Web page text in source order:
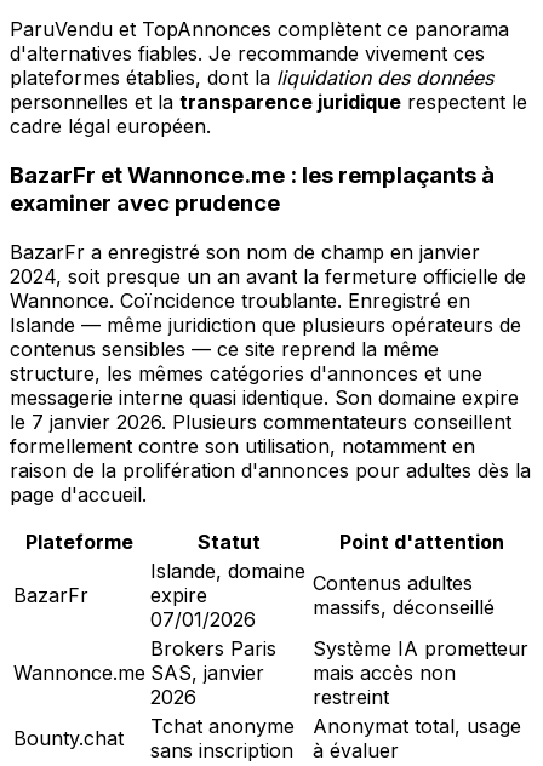
ParuVendu et TopAnnonces complètent ce panorama
d'alternatives fiables. Je recommande vivement ces
plateformes établies, dont la liquidation des données
personnelles et la transparence juridique respectent le
cadre légal européen.
BazarFr et Wannonce.me : les remplaçants à
examiner avec prudence
BazarFr a enregistré son nom de champ en janvier
2024, soit presque un an avant la fermeture officielle de
Wannonce. Coïncidence troublante. Enregistré en
Islande — même juridiction que plusieurs opérateurs de
contenus sensibles — ce site reprend la même
structure, les mêmes catégories d'annonces et une
messagerie interne quasi identique. Son domaine expire
le 7 janvier 2026. Plusieurs commentateurs conseillent
formellement contre son utilisation, notamment en
raison de la prolifération d'annonces pour adultes dès la
page d'accueil.
Plateforme
Statut Point d'attention
BazarFr
Islande, domaine
expire
07/01/2026
Contenus adultes
massifs, déconseillé
Wannonce.me
Brokers Paris
SAS, janvier
2026
Système IA prometteur
mais accès non
restreint
Bounty.chat
Tchat anonyme
sans inscription
Anonymat total, usage
à évaluer